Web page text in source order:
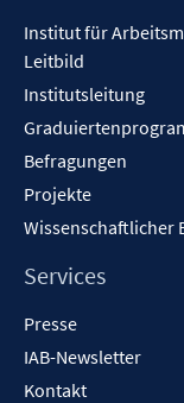
Institut für
Leitbild
Institutsleitung
Befragungen
Projekte
Wissenschaftlicher
Services
Presse
IAB-Newsletter
Kontakt